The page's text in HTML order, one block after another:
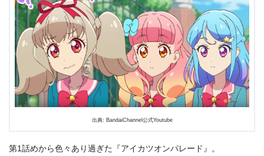
出典: BandaiChannel公式Youtube
第1話めから色々あり過ぎた『アイカツオンパレード』。